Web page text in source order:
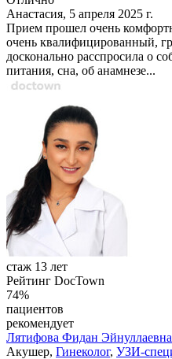
Анастасия, 5 апреля 2025 г.
Прием прошел очень
очень квалифицированный,
досконально расспросила о
питания, сна, об анамнезе...
стаж 13 лет
Рейтинг DocTown
74%
пациентов
рекомендует
Лятифова Фидан Эйнуллаевна
Акушер, Гинеколог, УЗИ-